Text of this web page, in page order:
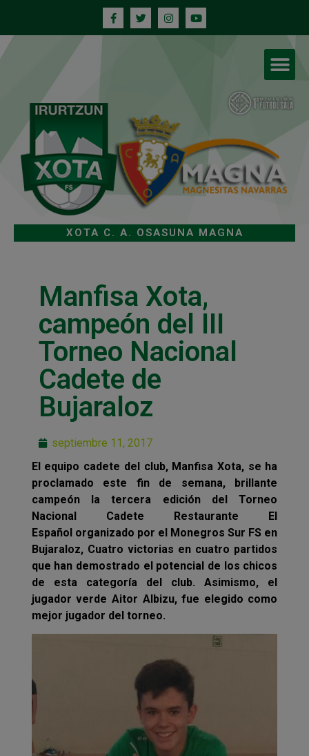
XOTA C. A. OSASUNA MAGNA
Manfisa Xota,
campeón del III
Torneo Nacional
Cadete de
Bujaraloz
septiembre 11, 2017
El equipo cadete del club, Manfisa Xota, se ha
proclamado este fin de semana, brillante
campeón la tercera edición del Torneo
Nacional Cadete Restaurante El
Español organizado por el Monegros Sur FS en
Bujaraloz, Cuatro victorias en cuatro partidos
que han demostrado el potencial de los chicos
de esta categoría del club. Asimismo, el
jugador verde Aitor Albizu, fue elegido como
mejor jugador del torneo.